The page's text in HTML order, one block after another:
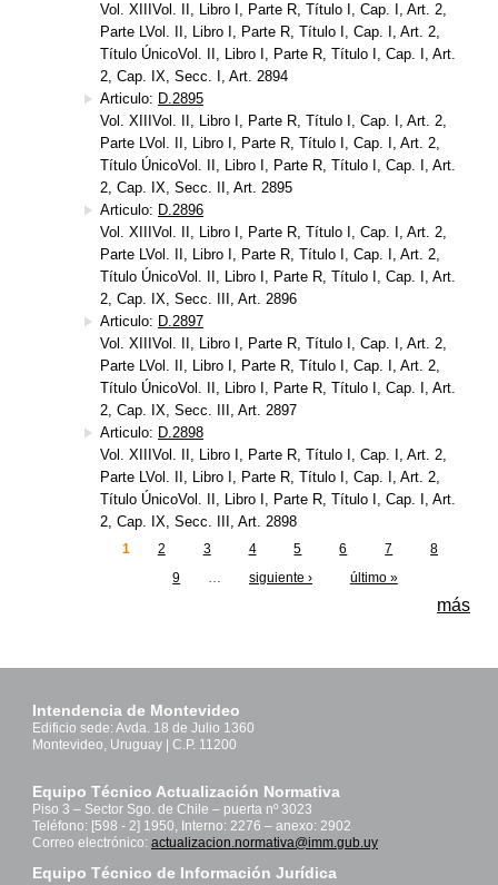
Vol. XIIIVol. II, Libro I, Parte R, Título I, Cap. I, Art. 2,
Parte LVol. II, Libro I, Parte R, Título I, Cap. I, Art. 2,
Título ÚnicoVol. II, Libro I, Parte R, Título I, Cap. I, Art.
2, Cap. IX, Secc. I, Art. 2894
Articulo: D.2895
Vol. XIIIVol. II, Libro I, Parte R, Título I, Cap. I, Art. 2,
Parte LVol. II, Libro I, Parte R, Título I, Cap. I, Art. 2,
Título ÚnicoVol. II, Libro I, Parte R, Título I, Cap. I, Art.
2, Cap. IX, Secc. II, Art. 2895
Articulo: D.2896
Vol. XIIIVol. II, Libro I, Parte R, Título I, Cap. I, Art. 2,
Parte LVol. II, Libro I, Parte R, Título I, Cap. I, Art. 2,
Título ÚnicoVol. II, Libro I, Parte R, Título I, Cap. I, Art.
2, Cap. IX, Secc. III, Art. 2896
Articulo: D.2897
Vol. XIIIVol. II, Libro I, Parte R, Título I, Cap. I, Art. 2,
Parte LVol. II, Libro I, Parte R, Título I, Cap. I, Art. 2,
Título ÚnicoVol. II, Libro I, Parte R, Título I, Cap. I, Art.
2, Cap. IX, Secc. III, Art. 2897
Articulo: D.2898
Vol. XIIIVol. II, Libro I, Parte R, Título I, Cap. I, Art. 2,
Parte LVol. II, Libro I, Parte R, Título I, Cap. I, Art. 2,
Título ÚnicoVol. II, Libro I, Parte R, Título I, Cap. I, Art.
2, Cap. IX, Secc. III, Art. 2898
1 2 3 4 5 6 7
8
9
… siguiente › último »
más
Intendencia de Montevideo
Edificio sede: Avda. 18 de Julio 1360
Montevideo, Uruguay | C.P. 11200
Equipo Técnico Actualización Normativa
Piso 3 – Sector Sgo. de Chile – puerta nº 3023
Teléfono: [598 - 2] 1950, Interno: 2276 – anexo: 2902
Correo electrónico: actualizacion.normativa@imm.gub.uy
Equipo Técnico de Información Jurídica